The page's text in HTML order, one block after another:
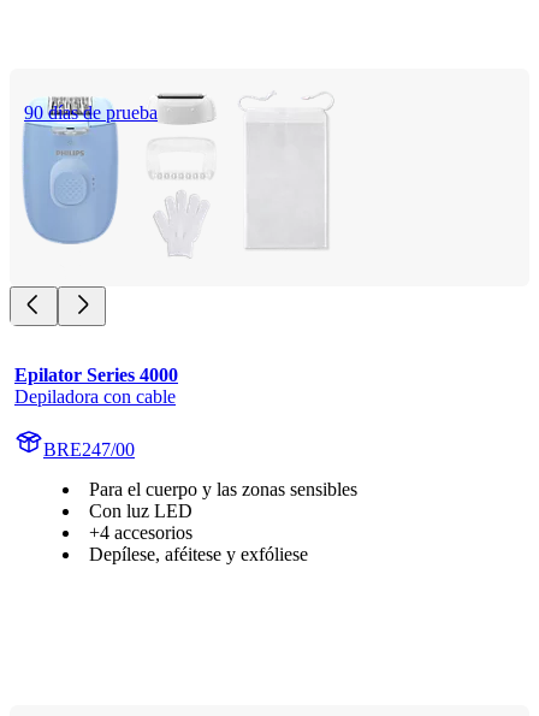
90 días de prueba
Epilator Series 4000
Depiladora con cable
BRE247/00
Para el cuerpo y las zonas sensibles
Con luz LED
+4 accesorios
Depílese, aféitese y exfóliese